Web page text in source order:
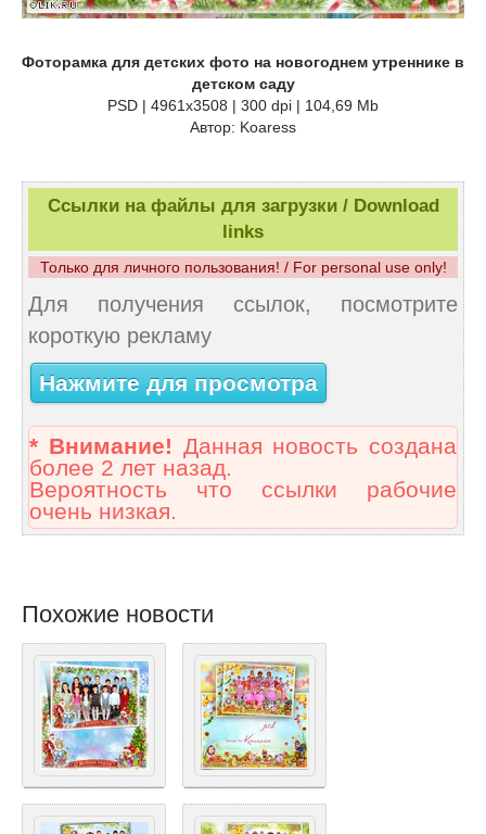
Фоторамка для детских фото на новогоднем утреннике в
детском саду
PSD | 4961x3508 | 300 dpi | 104,69 Mb
Автор: Koaress
Ссылки на файлы для загрузки / Download
links
Только для личного пользования! / For personal use only!
Для получения ссылок, посмотрите
короткую рекламу
Нажмите для просмотра
* Внимание! Данная новость создана
более 2 лет назад.
Вероятность что ссылки рабочие
очень низкая.
Похожие новости